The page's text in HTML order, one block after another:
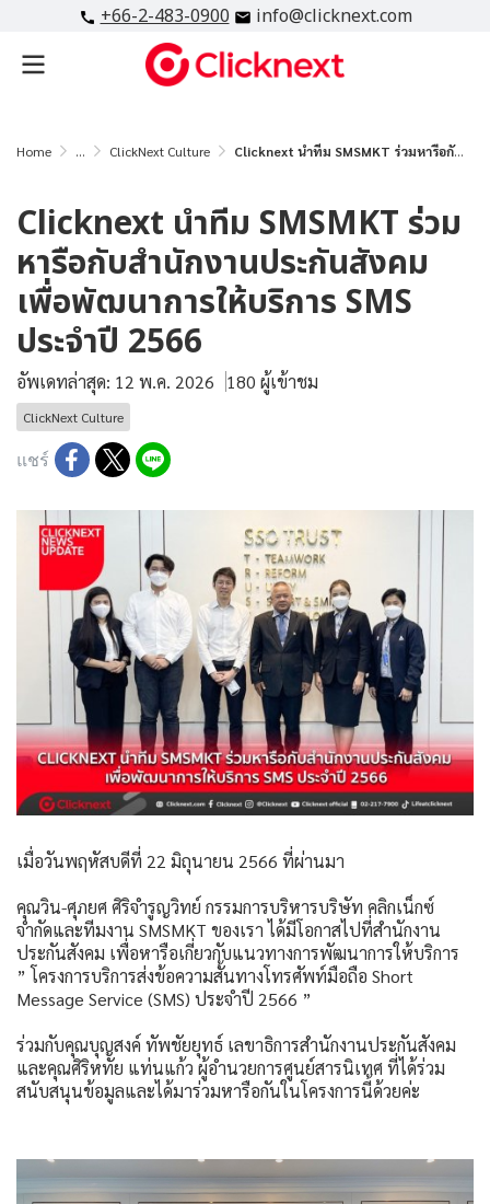
+66-2-483-0900 info@clicknext.com
Home ... ClickNext Culture Clicknext นำทีม SMSMKT ร่วมหารือกับสำนักงานประกันสังคม เพื่อพัฒนาการให้บริการ SMS ประจำปี 2566
Clicknext นำทีม SMSMKT ร่วม
หารือกับสำนักงานประกันสังคม
เพื่อพัฒนาการให้บริการ SMS
ประจำปี 2566
อัพเดทล่าสุด: 12 พ.ค. 2026 180 ผู้เข้าชม
ClickNext Culture
แชร์
เมื่อวันพฤหัสบดีที่ 22 มิถุนายน 2566 ที่ผ่านมา
คุณวิน-ศุภยศ ศิริจำรูญวิทย์ กรรมการบริหารบริษัท คลิกเน็กซ์
จำกัดและทีมงาน SMSMKT ของเรา ได้มีโอกาสไปที่สำนักงาน
ประกันสังคม เพื่อหารือเกี่ยวกับแนวทางการพัฒนาการให้บริการ
” โครงการบริการส่งข้อความสั้นทางโทรศัพท์มือถือ Short
Message Service (SMS) ประจำปี 2566 ”
ร่วมกับคุณบุญสงค์ ทัพชัยยุทธ์ เลขาธิการสำนักงานประกันสังคม
และคุณศิริหทัย แท่นแก้ว ผู้อำนวยการศูนย์สารนิเทศ ที่ได้ร่วม
สนับสนุนข้อมูลและได้มาร่วมหารือกันในโครงการนี้ด้วยค่ะ